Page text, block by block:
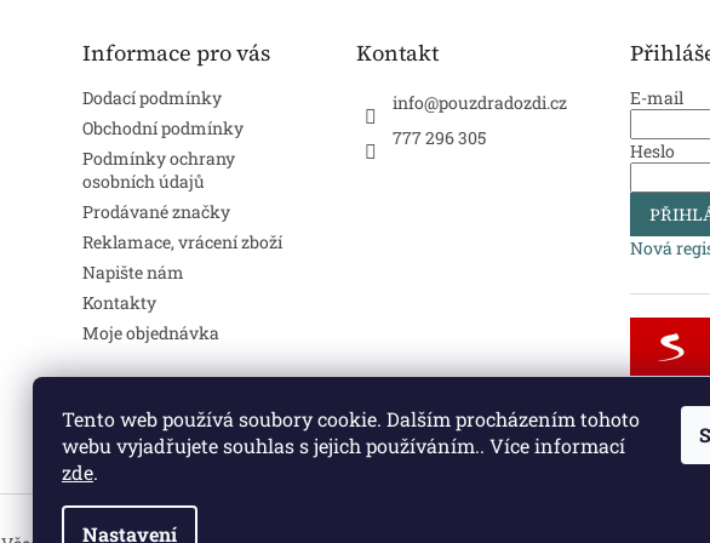
Tento web používá soubory cookie. Dalším procházením tohoto
webu vyjadřujete souhlas s jejich používáním.. Více informací
zde.
Nastavení
Informace pro vás
Dodací podmínky
Obchodní podmínky
Podmínky ochrany
osobních údajů
Prodávané značky
Reklamace, vrácení zboží
Napište nám
Kontakty
Moje objednávka
Kontakt
info@pouzdradozdi.cz
777 296 305
E-mail
Heslo
Nová
Dveřní kliky a kování Vodovodní baterie a dřezy Půdní schody a